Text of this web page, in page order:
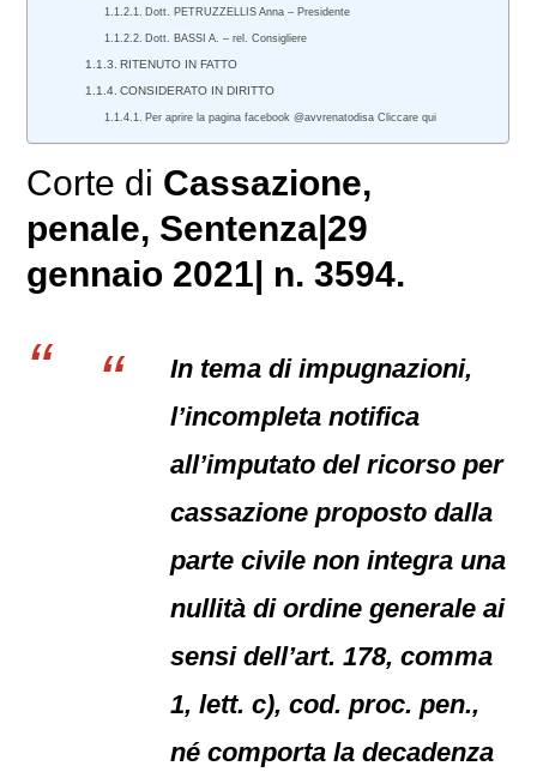
Dott. PETRUZZELLIS Anna – Presidente
Dott. BASSI A. – rel. Consigliere
RITENUTO IN FATTO
CONSIDERATO IN DIRITTO
Per aprire la pagina facebook @avvrenatodisa Cliccare qui
Corte di Cassazione,
penale, Sentenza|29
gennaio 2021| n. 3594.
In tema di impugnazioni,
l’incompleta notifica
all’imputato del ricorso per
cassazione proposto dalla
parte civile non integra una
nullità di ordine generale ai
sensi dell’art. 178, comma
1, lett. c), cod. proc. pen.,
né comporta la decadenza